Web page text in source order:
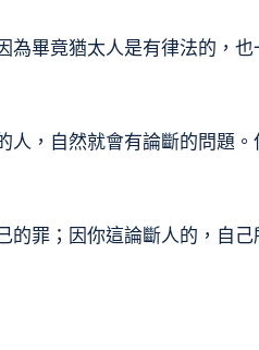
畢竟猶太人是有律法的，
，自然就會有論斷的問題
罪；因你這論斷人的，自